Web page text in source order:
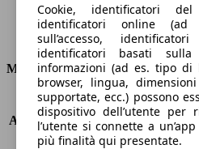
Ø 8.7 l/100km
Consumi
Motore e Prestazioni
KW (PS)
210
Accelerazione (0-100 km/h)
7.4s
Velocità massima (km/h)
199
Cookie, identificatori
identificatori online (ad
sull’accesso,
identificatori basati
informazioni (ad es. tipo di
browser, lingua,
supportate, ecc.) possono
dispositivo dell’utente per
l’utente si connette a
più finalità qui presentate.